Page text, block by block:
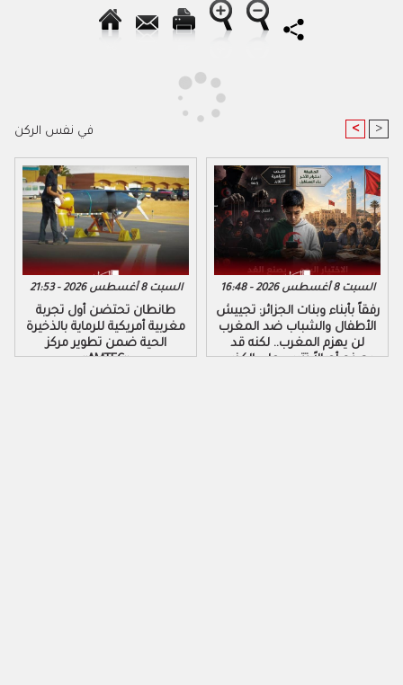
في نفس الركن < >
السبت 8 أغسطس 2026 - 21:53
طانطان تحتضن أول تجربة
مغربية أمريكية للرماية بالذخيرة
الحية ضمن تطوير مركز
«AMTEC»
السبت 8 أغسطس 2026 - 16:48
رفقاً بأبناء وبنات الجزائر: تجييش
الأطفال والشباب ضد المغرب
لن يهزم المغرب.. لكنه قد
يصنع أجيالاً تتربى على الكذب